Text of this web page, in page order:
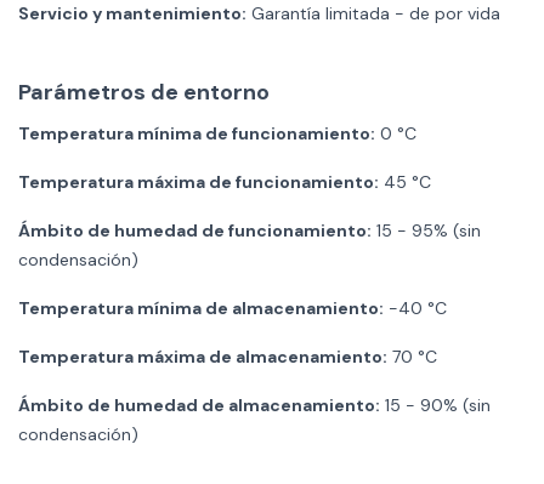
Servicio y mantenimiento: Garantía limitada - de por vida
Parámetros de entorno
Temperatura mínima de funcionamiento: 0 °C
Temperatura máxima de funcionamiento: 45 °C
Ámbito de humedad de funcionamiento: 15 - 95% (sin
condensación)
Temperatura mínima de almacenamiento: -40 °C
Temperatura máxima de almacenamiento: 70 °C
Ámbito de humedad de almacenamiento: 15 - 90% (sin
condensación)